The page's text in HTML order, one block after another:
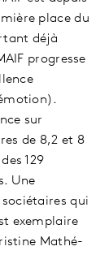
place du
déjà
progresse
sur
de 8,2 et 8
129
Une
qui
exemplaire
Mathé-